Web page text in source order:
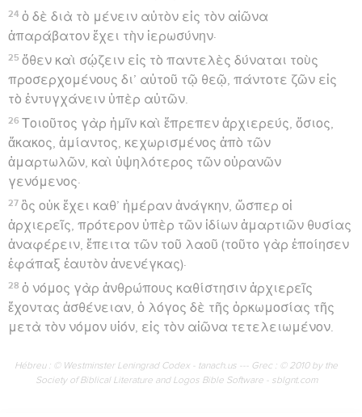
24 ὁ δὲ διὰ τὸ μένειν αὐτὸν εἰς τὸν αἰῶνα
ἀπαράβατον ἔχει τὴν ἱερωσύνην·
25 ὅθεν καὶ σῴζειν εἰς τὸ παντελὲς δύναται τοὺς
προσερχομένους δι’ αὐτοῦ τῷ θεῷ, πάντοτε ζῶν εἰς
τὸ ἐντυγχάνειν ὑπὲρ αὐτῶν.
26 Τοιοῦτος γὰρ ἡμῖν καὶ ἔπρεπεν ἀρχιερεύς, ὅσιος,
ἄκακος, ἀμίαντος, κεχωρισμένος ἀπὸ τῶν
ἁμαρτωλῶν, καὶ ὑψηλότερος τῶν οὐρανῶν
γενόμενος·
27 ὃς οὐκ ἔχει καθ’ ἡμέραν ἀνάγκην, ὥσπερ οἱ
ἀρχιερεῖς, πρότερον ὑπὲρ τῶν ἰδίων ἁμαρτιῶν θυσίας
ἀναφέρειν, ἔπειτα τῶν τοῦ λαοῦ (τοῦτο γὰρ ἐποίησεν
ἐφάπαξ ἑαυτὸν ἀνενέγκας)·
28 ὁ νόμος γὰρ ἀνθρώπους καθίστησιν ἀρχιερεῖς
ἔχοντας ἀσθένειαν, ὁ λόγος δὲ τῆς ὁρκωμοσίας τῆς
μετὰ τὸν νόμον υἱόν, εἰς τὸν αἰῶνα τετελειωμένον.
Hébreu : © Westminster Leningrad Codex - tanach.us --- Grec : © 2010 by the
Society of Biblical Literature and Logos Bible Software - sblgnt.com